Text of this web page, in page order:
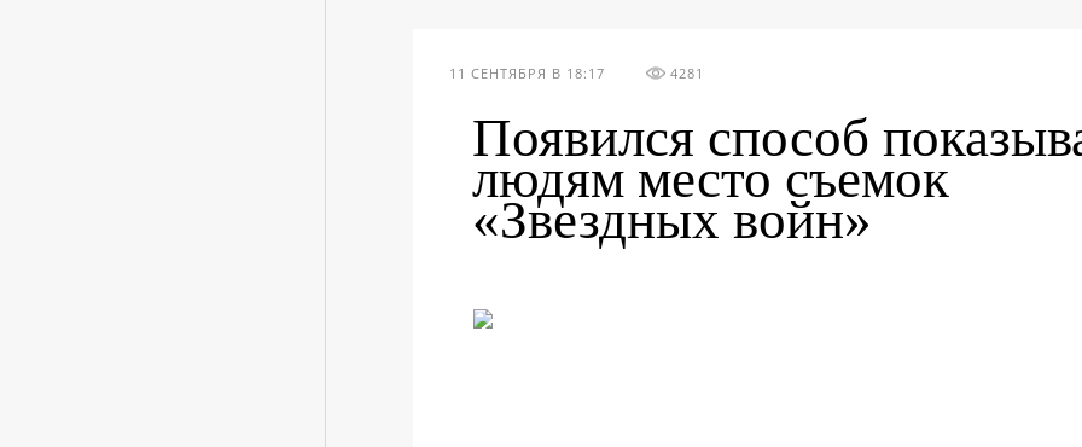
11 СЕНТЯБРЯ В 18:17 4281
Появился способ
людям место съемок
«Звездных войн»